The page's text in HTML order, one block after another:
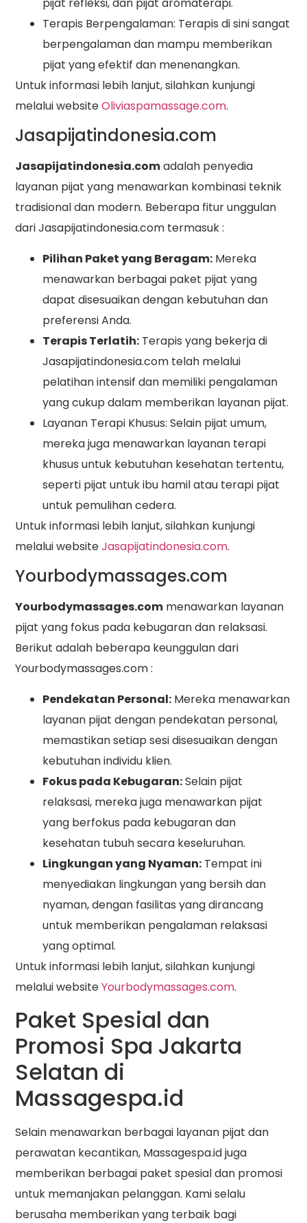
Terapis Berpengalaman: Terapis di sini sangat
berpengalaman dan mampu memberikan
pijat yang efektif dan menenangkan.
Untuk informasi lebih lanjut, silahkan kunjungi
melalui websiteOliviaspamassage.com.
Jasapijatindonesia.com
Jasapijatindonesia.comadalah penyedia
layanan pijat yang menawarkan kombinasi teknik
tradisional dan modern. Beberapa fitur unggulan
dari Jasapijatindonesia.com termasuk :
Pilihan Paket yang Beragam: Mereka
menawarkan berbagai paket pijat yang
dapat disesuaikan dengan kebutuhan dan
preferensi Anda.
Terapis Terlatih: Terapis yang bekerja di
Jasapijatindonesia.com telah melalui
pelatihan intensif dan memiliki pengalaman
yang cukup dalam memberikan layanan pijat.
Layanan Terapi Khusus: Selain pijat umum,
mereka juga menawarkan layanan terapi
khusus untuk kebutuhan kesehatan tertentu,
seperti pijat untuk ibu hamil atau terapi pijat
untuk pemulihan cedera.
Untuk informasi lebih lanjut, silahkan kunjungi
melalui websiteJasapijatindonesia.com.
Yourbodymassages.com
Yourbodymassages.com menawarkan layanan
pijat yang fokus pada kebugaran dan relaksasi.
Berikut adalah beberapa keunggulan dari
Yourbodymassages.com :
Pendekatan Personal: Mereka menawarkan
layanan pijat dengan pendekatan personal,
memastikan setiap sesi disesuaikan dengan
kebutuhan individu klien.
Fokus pada Kebugaran:Selain pijat
relaksasi, mereka juga menawarkan pijat
yang berfokus pada kebugaran dan
kesehatan tubuh secara keseluruhan.
Lingkungan yang Nyaman: Tempat ini
menyediakan lingkungan yang bersih dan
nyaman, dengan fasilitas yang dirancang
untuk memberikan pengalaman relaksasi
yang optimal.
Untuk informasi lebih lanjut, silahkan kunjungi
melalui websiteYourbodymassages.com.
Paket Spesial dan
Promosi Spa Jakarta
Selatan di
Massagespa.id
Selain menawarkan berbagai layanan pijat dan
perawatan kecantikan, Massagespa.id juga
memberikan berbagai paket spesial dan promosi
untuk memanjakan pelanggan. Kami selalu
berusaha memberikan yang terbaik bagi